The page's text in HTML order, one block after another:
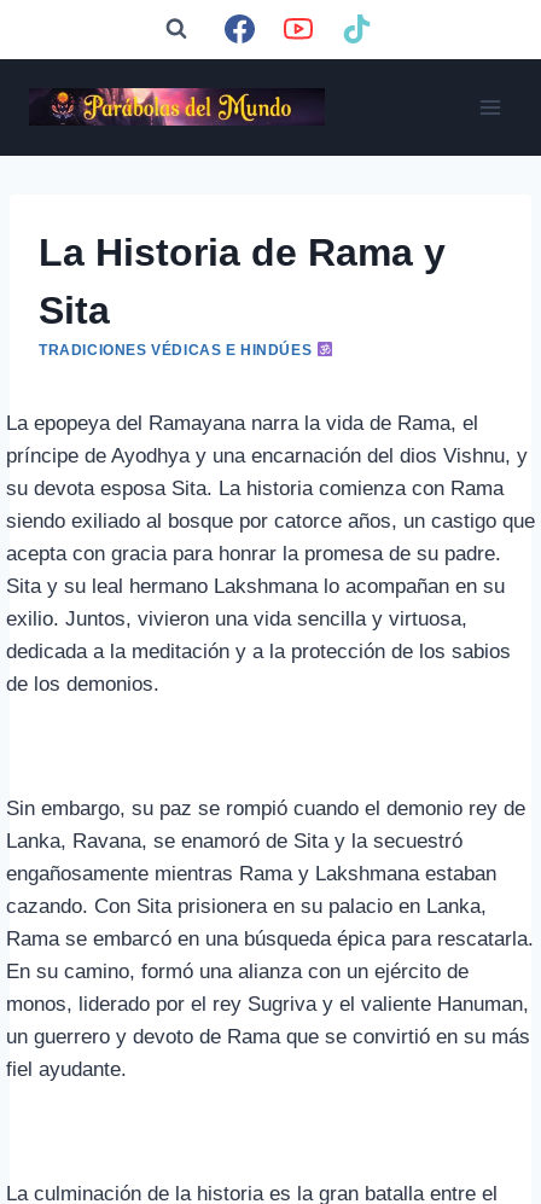
La Historia de Rama y
Sita
TRADICIONES VÉDICAS E HINDÚES
La epopeya del Ramayana narra la vida de Rama, el
príncipe de Ayodhya y una encarnación del dios Vishnu, y
su devota esposa Sita. La historia comienza con Rama
siendo exiliado al bosque por catorce años, un castigo que
acepta con gracia para honrar la promesa de su padre.
Sita y su leal hermano Lakshmana lo acompañan en su
exilio. Juntos, vivieron una vida sencilla y virtuosa,
dedicada a la meditación y a la protección de los sabios
de los demonios.
Sin embargo, su paz se rompió cuando el demonio rey de
Lanka, Ravana, se enamoró de Sita y la secuestró
engañosamente mientras Rama y Lakshmana estaban
cazando. Con Sita prisionera en su palacio en Lanka,
Rama se embarcó en una búsqueda épica para rescatarla.
En su camino, formó una alianza con un ejército de
monos, liderado por el rey Sugriva y el valiente Hanuman,
un guerrero y devoto de Rama que se convirtió en su más
fiel ayudante.
La culminación de la historia es la gran batalla entre el